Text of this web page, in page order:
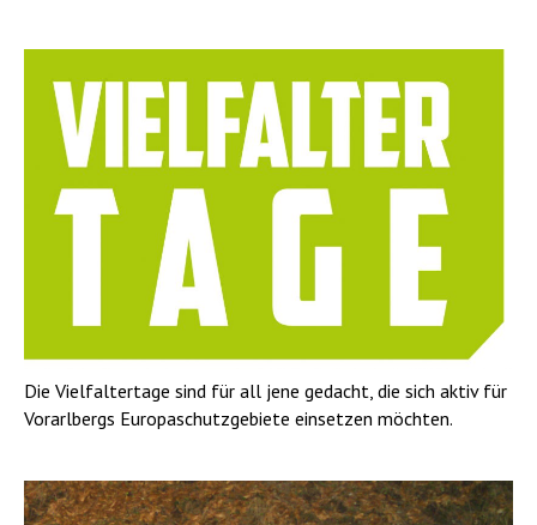
Die Vielfaltertage sind für all jene gedacht, die sich aktiv für
Vorarlbergs Europaschutzgebiete einsetzen möchten.